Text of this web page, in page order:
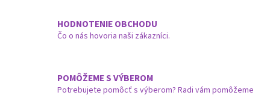
HODNOTENIE OBCHODU
Čo o nás hovoria naši zákazníci.
POMÔŽEME S VÝBEROM
Potrebujete pomôcť s výberom? Radi vám pomôžeme